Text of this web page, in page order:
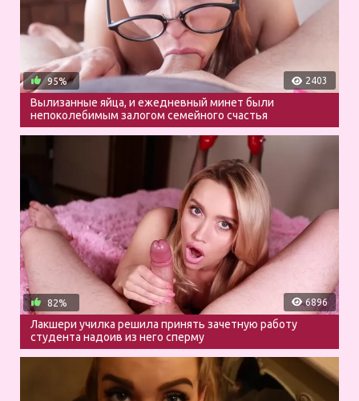
2403
95%
Вылизанные яйца, и ежедневный минет были
непоколебимым залогом семейного счастья
6896
82%
Лакшери училка решила принять зачетную работу
студента надоив из него сперму